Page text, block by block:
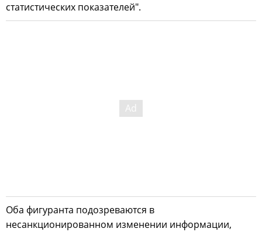
статистических показателей".
Оба фигуранта подозреваются в
несанкционированном изменении информации,